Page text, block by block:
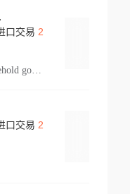
口交易 2
personal effect,used household goods
口交易 2